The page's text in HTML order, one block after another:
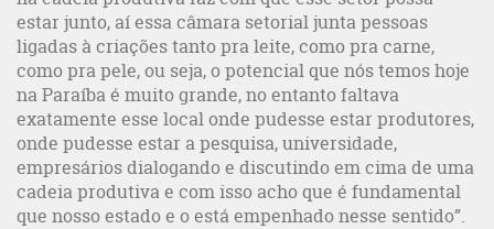
estar junto, aí essa câmara setorial junta pessoas
ligadas à criações tanto pra leite, como pra carne,
como pra pele, ou seja, o potencial que nós temos hoje
na Paraíba é muito grande, no entanto faltava
exatamente esse local onde pudesse estar produtores,
onde pudesse estar a pesquisa, universidade,
empresários dialogando e discutindo em cima de uma
cadeia produtiva e com isso acho que é fundamental
que nosso estado e o está empenhado nesse sentido”.